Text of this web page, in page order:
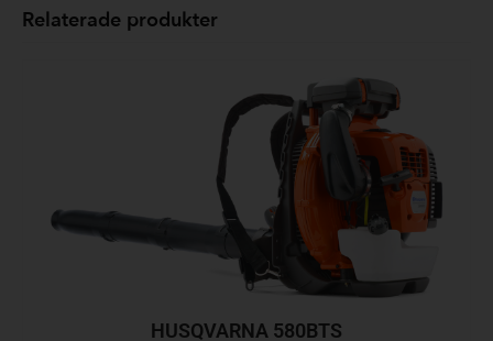
Relaterade produkter
HUSQVARNA 580BTS